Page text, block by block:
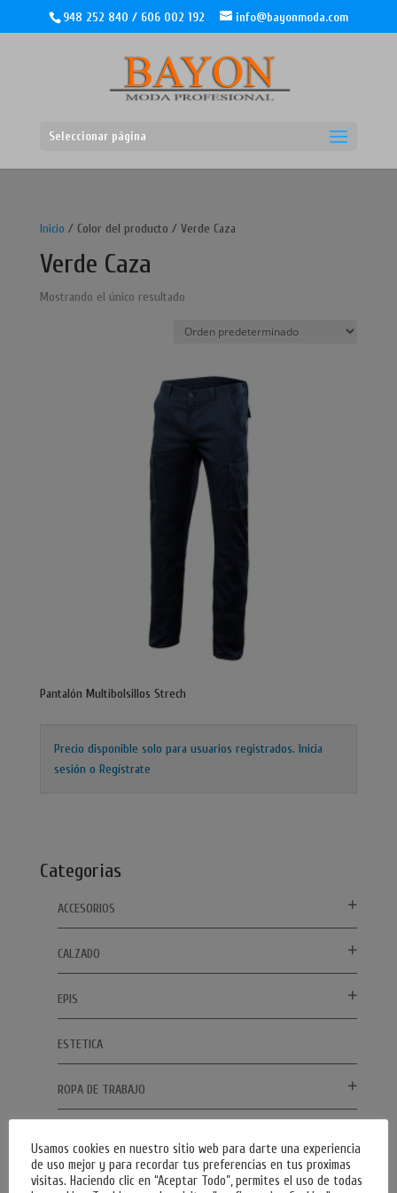
948 252 840 / 606 002 192 info@bayonmoda.com
Seleccionar página
Inicio / Color del producto / Verde Caza
Verde Caza
Mostrando el único resultado
Pantalón Multibolsillos Strech
Precio disponible solo para usuarios registrados. Inicia
sesión o Regístrate
Categorias
ACCESORIOS
CALZADO
EPIS
ESTETICA
ROPA DE TRABAJO
Tu compra
Usamos cookies en nuestro sitio web para darte una experiencia
de uso mejor y para recordar tus preferencias en tus proximas
visitas. Haciendo clic en “Aceptar Todo”, permites el uso de todas